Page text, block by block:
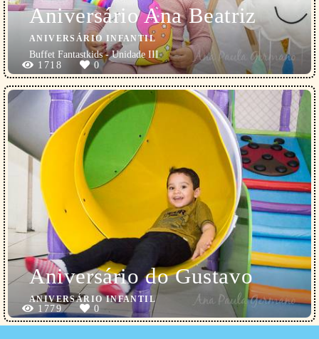
Aniversário Ana Beatriz
ANIVERSÁRIO INFANTIL
Buffet Fantastkids - Unidade III
1718
0
Aniversário do Gustavo
ANIVERSÁRIO INFANTIL
1779 0